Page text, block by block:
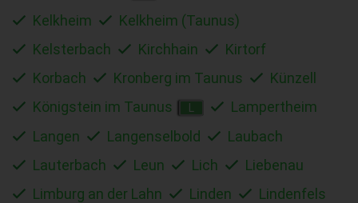
Kelkheim
Kelkheim (Taunus)
Kelsterbach
Kirchhain
Kirtorf
Korbach
Kronberg im Taunus
Künzell
Königstein im Taunus
Lampertheim
Langen
Langenselbold
Laubach
Lauterbach
Leun Lich
Liebenau
Limburg an der Lahn
Linden
Lindenfels